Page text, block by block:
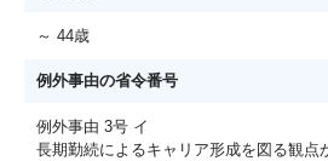
～ 44歳
例外事由の省令番号
例外事由 3号 イ
長期勤続によるキャリア形成を図る観点